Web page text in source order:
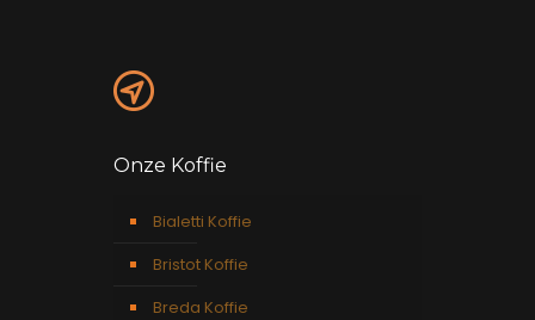
Onze Koffie
Bialetti Koffie
Bristot Koffie
Breda Koffie